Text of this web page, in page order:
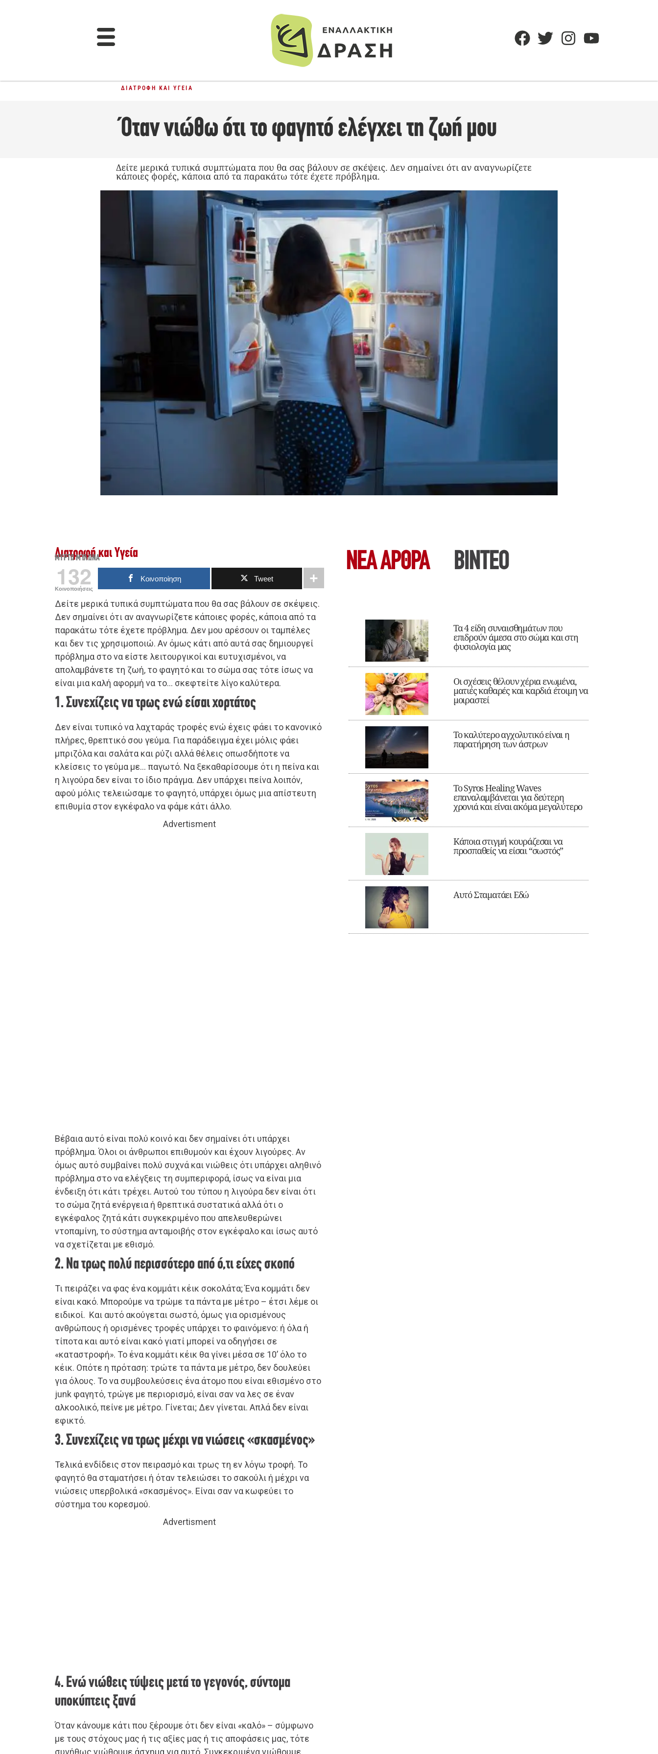
ΔΙΑΤΡΟΦΉ ΚΑΙ ΥΓΕΊΑ
Όταν νιώθω ότι το φαγητό ελέγχει τη ζωή μου
Δείτε μερικά τυπικά συμπτώματα που θα σας βάλουν σε σκέψεις. Δεν σημαίνει ότι αν αναγνωρίζετε
κάποιες φορές, κάποια από τα παρακάτω τότε έχετε πρόβλημα.
Διατροφή και Υγεία
ΜΥΡΤΏ ΜΥΛΩΝΆ
132
Κοινοποιήσεις
Κοινοποίηση Tweet
Δείτε μερικά τυπικά συμπτώματα που θα σας βάλουν σε σκέψεις.
Δεν σημαίνει ότι αν αναγνωρίζετε κάποιες φορές, κάποια από τα
παρακάτω τότε έχετε πρόβλημα. Δεν μου αρέσουν οι ταμπέλες
και δεν τις χρησιμοποιώ. Αν όμως κάτι από αυτά σας δημιουργεί
πρόβλημα στο να είστε λειτουργικοί και ευτυχισμένοι, να
απολαμβάνετε τη ζωή, το φαγητό και το σώμα σας τότε ίσως να
είναι μια καλή αφορμή να το… σκεφτείτε λίγο καλύτερα.
1. Συνεχίζεις να τρως ενώ είσαι χορτάτος
Δεν είναι τυπικό να λαχταράς τροφές ενώ έχεις φάει το κανονικό
πλήρες, θρεπτικό σου γεύμα. Για παράδειγμα έχει μόλις φάει
μπριζόλα και σαλάτα και ρύζι αλλά θέλεις οπωσδήποτε να
κλείσεις το γεύμα με… παγωτό. Να ξεκαθαρίσουμε ότι η πείνα και
η λιγούρα δεν είναι το ίδιο πράγμα. Δεν υπάρχει πείνα λοιπόν,
αφού μόλις τελειώσαμε το φαγητό, υπάρχει όμως μια απίστευτη
επιθυμία στον εγκέφαλο να φάμε κάτι άλλο.
Advertisment
Βέβαια αυτό είναι πολύ κοινό και δεν σημαίνει ότι υπάρχει
πρόβλημα. Όλοι οι άνθρωποι επιθυμούν και έχουν λιγούρες. Αν
όμως αυτό συμβαίνει πολύ συχνά και νιώθεις ότι υπάρχει αληθινό
πρόβλημα στο να ελέγξεις τη συμπεριφορά, ίσως να είναι μια
ένδειξη ότι κάτι τρέχει. Αυτού του τύπου η λιγούρα δεν είναι ότι
το σώμα ζητά ενέργεια ή θρεπτικά συστατικά αλλά ότι ο
εγκέφαλος ζητά κάτι συγκεκριμένο που απελευθερώνει
ντοπαμίνη, το σύστημα ανταμοιβής στον εγκέφαλο και ίσως αυτό
να σχετίζεται με εθισμό.
2. Να τρως πολύ περισσότερο από ό,τι είχες σκοπό
Τι πειράζει να φας ένα κομμάτι κέικ σοκολάτα; Ένα κομμάτι δεν
είναι κακό. Μπορούμε να τρώμε τα πάντα με μέτρο – έτσι λέμε οι
ειδικοί. Και αυτό ακούγεται σωστό, όμως για ορισμένους
ανθρώπους ή ορισμένες τροφές υπάρχει το φαινόμενο: ή όλα ή
τίποτα και αυτό είναι κακό γιατί μπορεί να οδηγήσει σε
«καταστροφή». Το ένα κομμάτι κέικ θα γίνει μέσα σε 10’ όλο το
κέικ. Οπότε η πρόταση: τρώτε τα πάντα με μέτρο, δεν δουλεύει
για όλους. Το να συμβουλεύσεις ένα άτομο που είναι εθισμένο στο
junk φαγητό, τρώγε με περιορισμό, είναι σαν να λες σε έναν
αλκοολικό, πείνε με μέτρο. Γίνεται; Δεν γίνεται. Απλά δεν είναι
εφικτό.
3. Συνεχίζεις να τρως μέχρι να νιώσεις «σκασμένος»
Τελικά ενδίδεις στον πειρασμό και τρως τη εν λόγω τροφή. Το
φαγητό θα σταματήσει ή όταν τελειώσει το σακούλι ή μέχρι να
νιώσεις υπερβολικά «σκασμένος». Είναι σαν να κωφεύει το
σύστημα του κορεσμού.
Advertisment
4. Ενώ νιώθεις τύψεις μετά το γεγονός, σύντομα
υποκύπτεις ξανά
Όταν κάνουμε κάτι που ξέρουμε ότι δεν είναι «καλό» – σύμφωνο
με τους στόχους μας ή τις αξίες μας ή τις αποφάσεις μας, τότε
συνήθως νιώθουμε άσχημα για αυτό. Συγκεκριμένα νιώθουμε
ΝΕΑ ΆΡΘΡΑ ΒΙΝΤΕΟ
Τα 4 είδη συναισθημάτων που
επιδρούν άμεσα στο σώμα και στη
φυσιολογία μας
Οι σχέσεις θέλουν χέρια ενωμένα,
ματιές καθαρές και καρδιά έτοιμη να
μοιραστεί
Το καλύτερο αγχολυτικό είναι η
παρατήρηση των άστρων
Το Syros Healing Waves
επαναλαμβάνεται για δεύτερη
χρονιά και είναι ακόμα μεγαλύτερο
Κάποια στιγμή κουράζεσαι να
προσπαθείς να είσαι “σωστός”
Αυτό Σταματάει Εδώ